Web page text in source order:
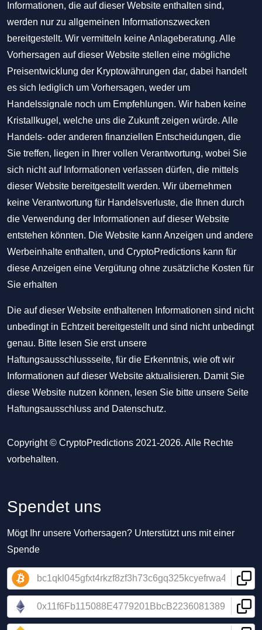
Informationen, die auf dieser Website enthalten sind,
werden nur zu allgemeinen Informationszwecken
bereitgestellt. Wir vermitteln keine Anlageberatung. Alle
Vorhersagen auf dieser Website stellen eine mögliche
Preisentwicklung der Kryptowährungen dar, dabei handelt
es sich lediglich um Vorhersagen, weder um
Handelssignale noch um Empfehlungen. Wir haben keine
Kristallkugel, welche uns die Zukunft zeigen würde. Alle
Handels- oder anderen finanziellen Entscheidungen, die
Sie treffen, liegen in Ihrer vollen Verantwortung, wobei Sie
sich nicht auf Informationen verlassen dürfen, die mittels
dieser Website bereitgestellt werden. Wir übernehmen
keine Verantwortung für Handelsverluste, die Ihnen durch
die Verwendung der Informationen auf dieser Website
entstehen könnten. Die Website kann Anzeigen und andere
Werbeinhalte enthalten, und CryptoPredictions kann für
diese Anzeigen eine Vergütung ohne zusätzliche Kosten für
Sie erhalten
Die auf dieser Website enthaltenen Informationen sind nicht
unbedingt in Echtzeit bereitgestellt und sind nicht unbedingt
genau. Bitte lesen Sie erst unsere
Haftungsausschlussseite, für die Erkenntnis, wie oft wir
Informationen auf dieser Website aktualisieren. Damit Sie
diese Website nutzen können, lesen Sie bitte unsere Seite
Haftungsausschluss and Datenschutz.
Copyright © CryptoPredictions 2021-2026. Alle Rechte
vorbehalten.
Spendet uns
Mögt Ihr unsere Vorhersagen? Unterstützt uns mit einer
Spende